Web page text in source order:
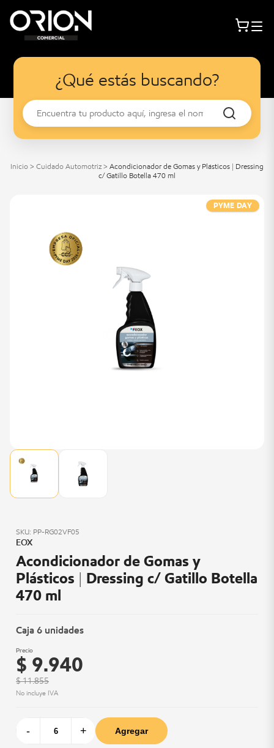
¿Qué estás buscando?
Inicio > Cuidado Automotriz > Acondicionador de Gomas y Plásticos | Dressing
c/ Gatillo Botella 470 ml
PYME DAY
SKU: PP-RG02VF05
EOX
Acondicionador de Gomas y
Plásticos | Dressing c/ Gatillo Botella
470 ml
Caja 6 unidades
Precio
$ 9.940
$ 11.855
No incluye IVA
- + Agregar